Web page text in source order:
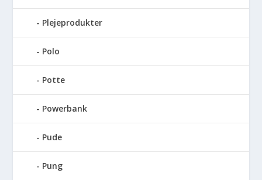
Plejeprodukter
Polo
Potte
Powerbank
Pude
Pung